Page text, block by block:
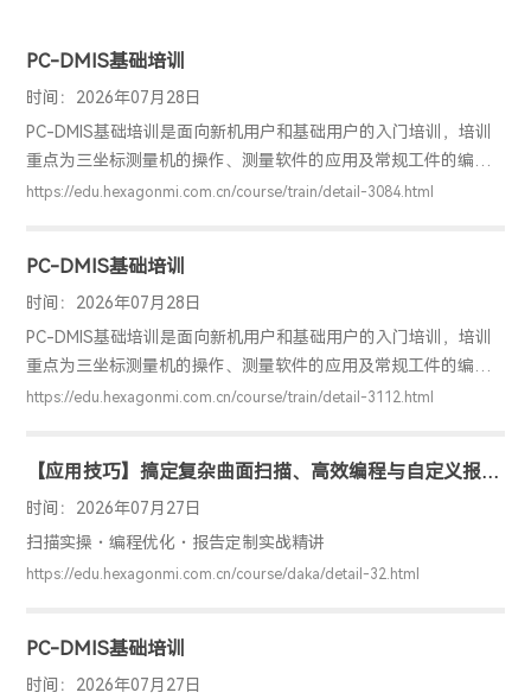
PC-DMIS基础培训
时间：2026年07月28日
PC-DMIS基础培训是面向新机用户和基础用户的入门培训，培训
重点为三坐标测量机的操作、测量软件的应用及常规工件的编程
检测。通过该培训，用户可以掌握PC-DMIS软件的基础应用，明
https://edu.hexagonmi.com.cn/course/train/detail-3084.html
PC-DMIS基础培训
时间：2026年07月28日
PC-DMIS基础培训是面向新机用户和基础用户的入门培训，培训
重点为三坐标测量机的操作、测量软件的应用及常规工件的编程
检测。通过该培训，用户可以掌握PC-DMIS软件的基础应用，明
https://edu.hexagonmi.com.cn/course/train/detail-3112.html
【应用技巧】搞定复杂曲面扫描、高效编程与自定义报告
（PC-DMIS 高级应用）
时间：2026年07月27日
扫描实操・编程优化・报告定制实战精讲
https://edu.hexagonmi.com.cn/course/daka/detail-32.html
PC-DMIS基础培训
时间：2026年07月27日